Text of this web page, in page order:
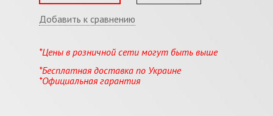
Добавить к сравнению
*Цены в розничной сети могут быть выше
*Бесплатная доставка по Украине
*Официальная гарантия